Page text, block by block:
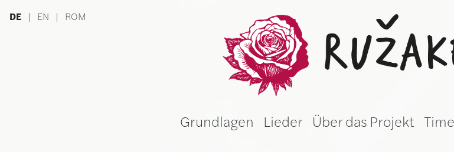
DE | EN | ROM Ružake gila
Grundlagen Lieder Über das Projekt